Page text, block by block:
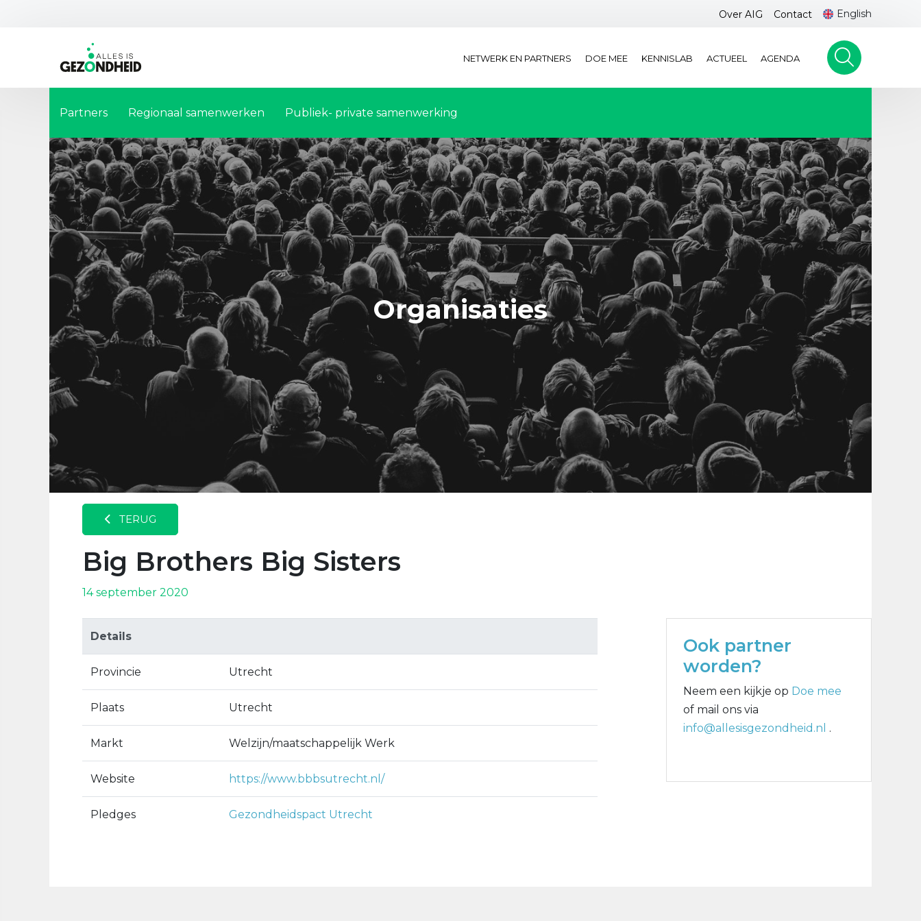
Over AIG Contact English
NETWERK EN PARTNERS DOE MEE KENNISLAB ACTUEEL AGENDA
Partners Regionaal samenwerken Publiek- private samenwerking
Organisaties
TERUG
Big Brothers Big Sisters
14 september 2020
Details
Provincie Utrecht
Plaats Utrecht
Markt Welzijn/maatschappelijk Werk
Website https://www.bbbsutrecht.nl/
Pledges Gezondheidspact Utrecht
Ook partner
worden?
Neem een kijkje op Doe mee
of mail ons via
info@allesisgezondheid.nl .